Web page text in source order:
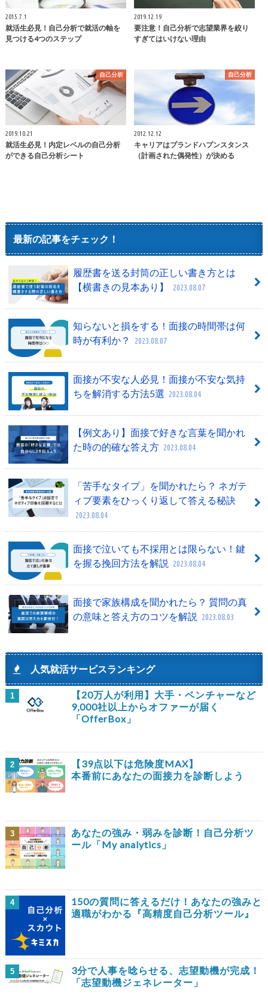
2015.7.1
就活生必見！自己分析で就活の軸を
見つける4つのステップ
2019.12.19
要注意！自己分析で志望業界を絞り
すぎてはいけない理由
自己分析
2019.10.21
就活生必見！内定レベルの自己分析
ができる自己分析シート
自己分析
2012.12.12
キャリアはプランドハプンスタンス
（計画された偶発性）が決める
最新の記事をチェック！
履歴書を送る封筒の正しい書き方とは
【横書きの見本あり】
2023.08.07
知らないと損をする！面接の時間帯は何
時が有利か？
2023.08.07
面接が不安な人必見！面接が不安な気持
ちを解消する方法5選 2023.08.04
【例文あり】面接で好きな言葉を聞かれ
た時の的確な答え方 2023.08.04
「苦手なタイプ」を聞かれたら？ ネガテ
ィブ要素をひっくり返して答える秘訣
2023.08.04
面接で泣いても不採用とは限らない！鍵
を握る挽回方法を解説
2023.08.04
面接で家族構成を聞かれたら？ 質問の真
の意味と答え方のコツを解説
2023.08.03
人気就活サービスランキング
1
【20万人が利用】大手・ベンチャーなど
9,000社以上からオファーが届く
「OfferBox」
2
【39点以下は危険度MAX】
本番前にあなたの面接力を診断しよう
3
あなたの強み・弱みを診断！自己分析ツ
ール「My analytics」
4
150の質問に答えるだけ！あなたの強みと
適職がわかる『高精度自己分析ツール』
5
3分で人事を唸らせる、志望動機が完成！
「志望動機ジェネレーター」